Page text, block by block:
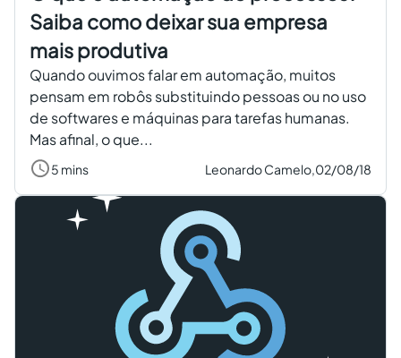
Saiba como deixar sua empresa
mais produtiva
Quando ouvimos falar em automação, muitos
pensam em robôs substituindo pessoas ou no uso
de softwares e máquinas para tarefas humanas.
Mas afinal, o que...
5 mins Leonardo Camelo,02/08/18